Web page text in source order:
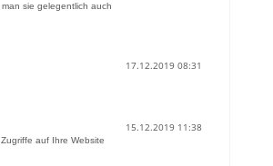
sie gelegentlich auch
17.12.2019 08:31
15.12.2019 11:38
auf Ihre Website